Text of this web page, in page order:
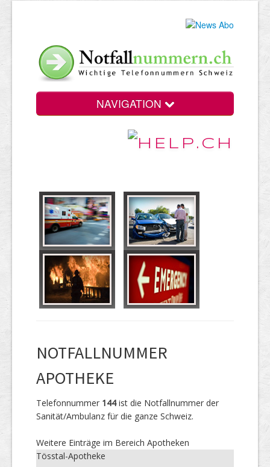
NAVIGATION
NOTFALLNUMMER
APOTHEKE
Telefonnummer 144ist die Notfallnummer der
Sanität/Ambulanz für die ganze Schweiz.
Weitere Einträge im Bereich Apotheken
Tösstal-Apotheke